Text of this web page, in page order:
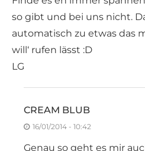
so gibt und bei uns nicht.
automatisch zu etwas das
will‘ rufen lässt :D
LG
CREAM BLUB
16/01/2014 - 10:42
Genau so geht es mir